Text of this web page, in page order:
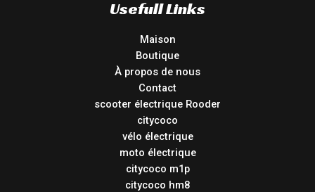
Usefull Links
Maison
Boutique
À propos de nous
Contact
scooter électrique Rooder
citycoco
vélo électrique
moto électrique
citycoco m1p
citycoco hm8